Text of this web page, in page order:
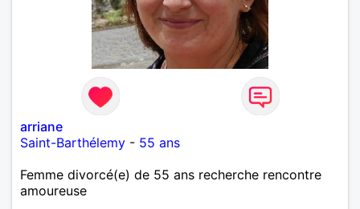
arriane
Saint-Barthélemy - 55 ans
Femme divorcé(e) de 55 ans recherche rencontre
amoureuse